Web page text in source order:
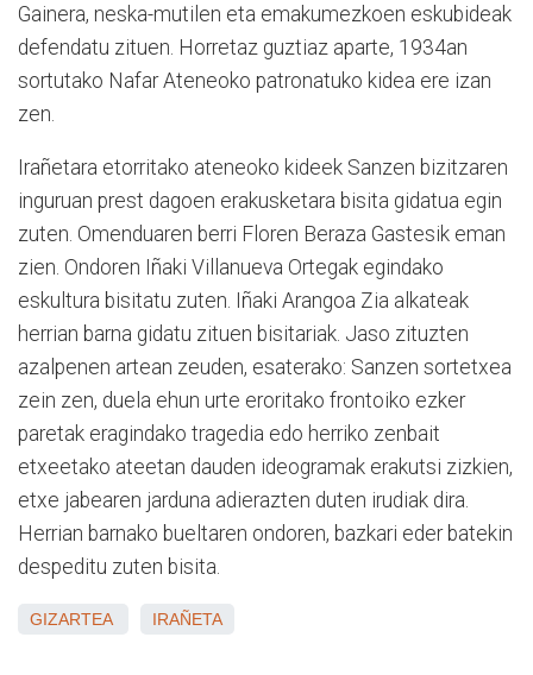
Gainera, neska-mutilen eta emakumezkoen eskubideak
defendatu zituen. Horretaz guztiaz aparte, 1934an
sortutako Nafar Ateneoko patronatuko kidea ere izan
zen.
Irañetara etorritako ateneoko kideek Sanzen bizitzaren
inguruan prest dagoen erakusketara bisita gidatua egin
zuten. Omenduaren berri Floren Beraza Gastesik eman
zien. Ondoren Iñaki Villanueva Ortegak egindako
eskultura bisitatu zuten. Iñaki Arangoa Zia alkateak
herrian barna gidatu zituen bisitariak. Jaso zituzten
azalpenen artean zeuden, esaterako: Sanzen sortetxea
zein zen, duela ehun urte eroritako frontoiko ezker
paretak eragindako tragedia edo herriko zenbait
etxeetako ateetan dauden ideogramak erakutsi zizkien,
etxe jabearen jarduna adierazten duten irudiak dira.
Herrian barnako bueltaren ondoren, bazkari eder batekin
despeditu zuten bisita.
GIZARTEA IRAÑETA